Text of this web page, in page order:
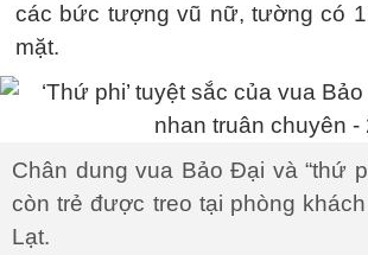
các bức tượng vũ nữ, tường có
mặt.
Chân dung vua Bảo Đại và “thứ
còn trẻ được treo tại phòng
Lạt.